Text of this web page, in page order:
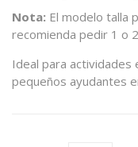
Nota: El modelo talla
recomienda pedir 1 o
Ideal para actividades
pequeños ayudantes